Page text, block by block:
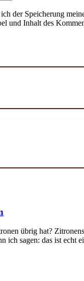
der Speicherung
und Inhalt des
übrig hat?
ich sagen: das ist echt